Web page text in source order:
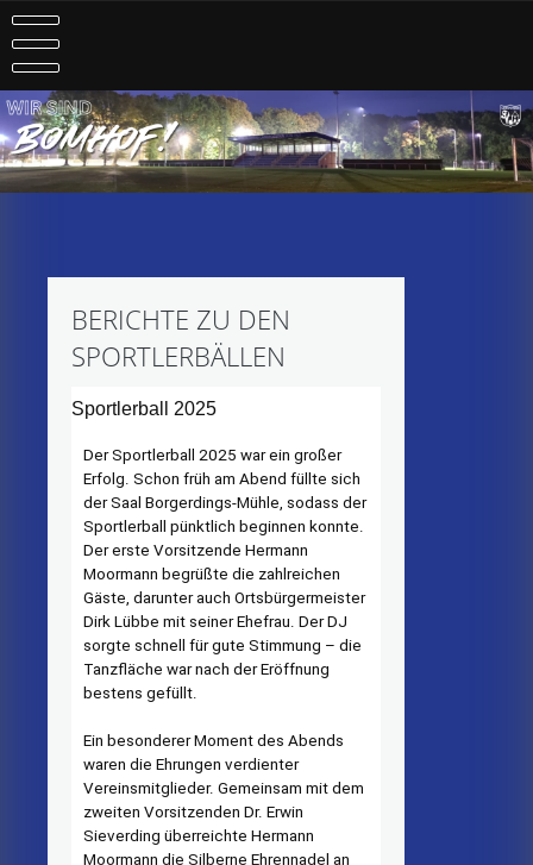
to
content
BERICHTE ZU DEN
SPORTLERBÄLLEN
Sportlerball 2025
Der Sportlerball 2025 war ein großer
Erfolg. Schon früh am Abend füllte sich
der Saal Borgerdings-Mühle, sodass der
Sportlerball pünktlich beginnen konnte.
Der erste Vorsitzende Hermann
Moormann begrüßte die zahlreichen
Gäste, darunter auch Ortsbürgermeister
Dirk Lübbe mit seiner Ehefrau. Der DJ
sorgte schnell für gute Stimmung – die
Tanzfläche war nach der Eröffnung
bestens gefüllt.
Ein besonderer Moment des Abends
waren die Ehrungen verdienter
Vereinsmitglieder. Gemeinsam mit dem
zweiten Vorsitzenden Dr. Erwin
Sieverding überreichte Hermann
Moormann die Silberne Ehrennadel an